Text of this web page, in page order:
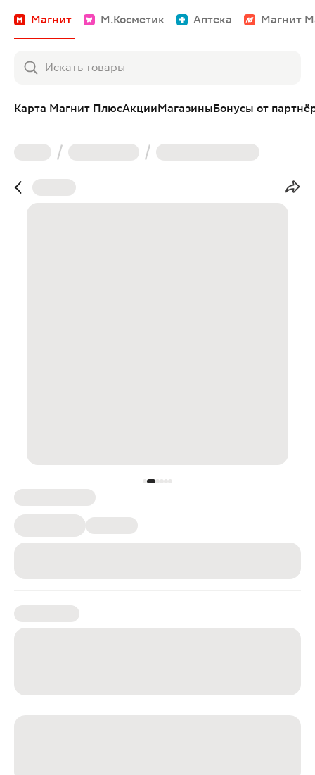
Магнит М.Косметик Аптека Магнит
Карта Магнит ПлюсАкцииМагазиныБонусы от